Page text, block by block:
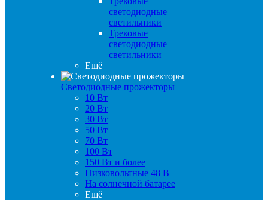
светодиодные
светильники
Трековые
светодиодные
светильники
Ещё
Светодиодные прожекторы
10 Вт
20 Вт
30 Вт
50 Вт
70 Вт
100 Вт
150 Вт и более
Низковольтные 48 В
На солнечной батарее
Ещё